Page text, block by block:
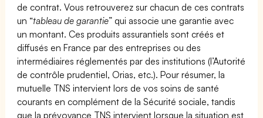
de contrat. Vous retrouverez sur chacun de ces contrats
un “tableau de garantie” qui associe une garantie avec
un montant. Ces produits assurantiels sont créés et
diffusés en France par des entreprises ou des
intermédiaires réglementés par des institutions (l’Autorité
de contrôle prudentiel, Orias, etc.). Pour résumer, la
mutuelle TNS intervient lors de vos soins de santé
courants en complément de la Sécurité sociale, tandis
que la prévoyance TNS intervient lorsque la situation est